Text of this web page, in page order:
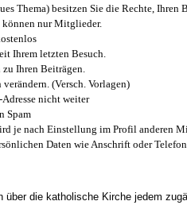
Thema) besitzen Sie die Rechte, Ihren
können nur Mitglieder.
Ihrem letzten Besuch.
Ihren Beiträgen.
(Versch. Vorlagen)
nicht weiter
Spam
je nach Einstellung im Profil anderen
Daten wie Anschrift oder
über die katholische Kirche jedem